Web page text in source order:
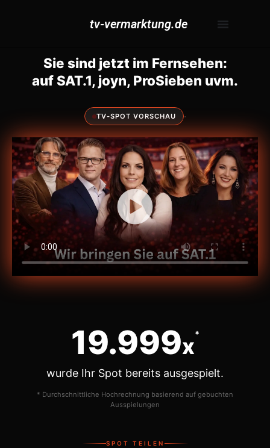
tv-vermarktung.de
Sie sind jetzt im Fernsehen:
auf SAT.1, joyn, ProSieben uvm.
TV-SPOT VORSCHAU ·
20.000x *
wurde Ihr Spot bereits ausgespielt.
* Durchschnittliche Hochrechnung basierend auf gebuchten
Ausspielungen
SPOT TEILEN